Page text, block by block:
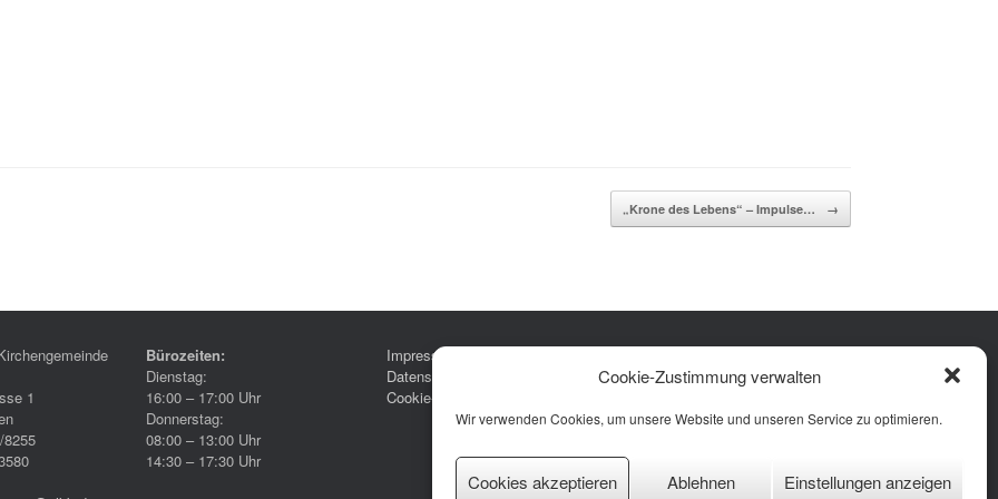
Cookie-Zustimmung verwalten
Wir verwenden Cookies, um unsere Website und unseren Service zu optimieren.
Cookies akzeptieren Ablehnen Einstellungen anzeigen
„Krone des Lebens“ – Impulse… →
1
8255
Bürozeiten:
Dienstag:
16:00 – 17:00 Uhr
Donnerstag:
08:00 – 13:00 Uhr
14:30 – 17:30 Uhr
Impressum
Datenschutzerklärung
Cookie-Richtlinie (EU)
Facebook
Instagram
YouTube